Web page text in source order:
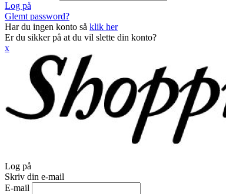
Log på
Glemt password?
Har du ingen konto så klik her
Er du sikker på at du vil slette din konto?
x
Log på
Skriv din e-mail
E-mail